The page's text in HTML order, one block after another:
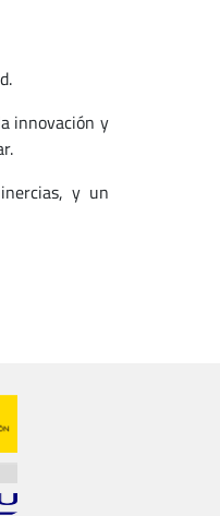
innovación y
y un